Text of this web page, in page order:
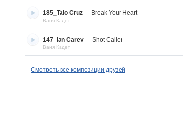
185_Taio Cruz — Break Your Heart
Ваня Кадет
147_Ian Carey — Shot Caller
Ваня Кадет
Смотреть все композиции друзей